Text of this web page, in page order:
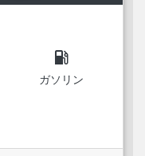
local_gas_station
ガソリン